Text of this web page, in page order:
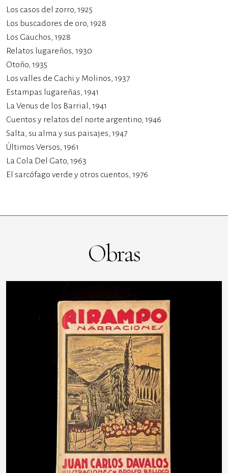
Los casos del zorro, 1925
Los buscadores de oro, 1928
Los Gauchos, 1928
Relatos lugareños, 1930
Otoño, 1935
Los valles de Cachi y Molinos, 1937
Estampas lugareñas, 1941
La Venus de los Barrial, 1941
Cuentos y relatos del norte argentino, 1946
Salta, su alma y sus paisajes, 1947
Últimos Versos, 1961
La Cola Del Gato, 1963
El sarcófago verde y otros cuentos, 1976
Obras